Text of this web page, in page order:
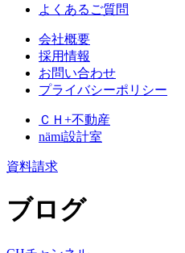
よくあるご質問
会社概要
採用情報
お問い合わせ
プライバシーポリシー
ＣＨ+不動産
nämi設計室
資料請求
ブログ